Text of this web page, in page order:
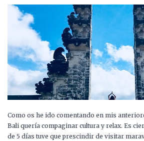
Como os he ido comentando en mis
Bali quería compaginar cultura y relax. Es
de 5 días tuve que prescindir de visitar